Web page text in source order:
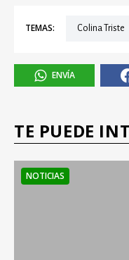
TEMAS: Colina Triste
ENVÍA
TE PUEDE
NOTICIAS